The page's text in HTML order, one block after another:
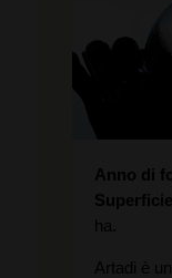
Anno di
ha.
Artadi è